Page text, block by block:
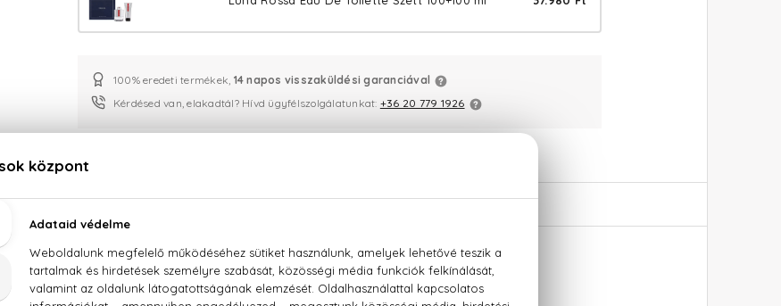
100% eredeti termékek, 14 napos visszaküldési garanciával
Kérdésed van, elakadtál? Hívd ügyfélszolgálatunkat: +36 20 779 1926
Prada Luna Rossa Eau De Toilette